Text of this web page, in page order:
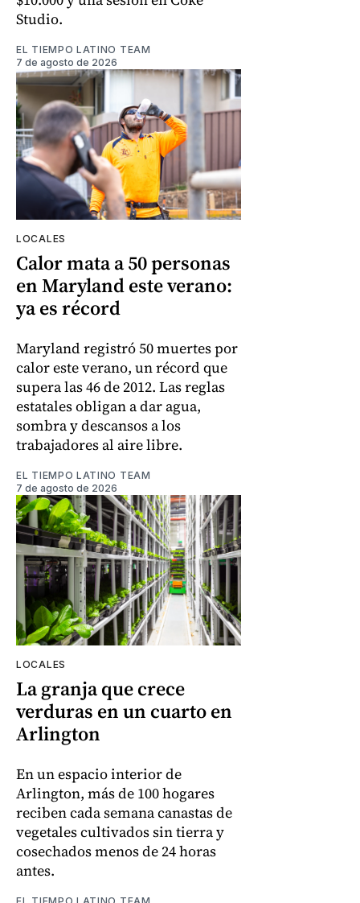
Studio.
EL TIEMPO LATINO TEAM
7 de agosto de 2026
LOCALES
Calor mata a 50 personas
en Maryland este verano:
ya es récord
Maryland registró 50 muertes por
calor este verano, un récord que
supera las 46 de 2012. Las reglas
estatales obligan a dar agua,
sombra y descansos a los
trabajadores al aire libre.
EL TIEMPO LATINO TEAM
7 de agosto de 2026
LOCALES
La granja que crece
verduras en un cuarto en
Arlington
En un espacio interior de
Arlington, más de 100 hogares
reciben cada semana canastas de
vegetales cultivados sin tierra y
cosechados menos de 24 horas
antes.